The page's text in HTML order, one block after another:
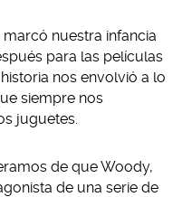
nuestra infancia
para las películas
nos envolvió a lo
siempre nos
juguetes.
de que Woody,
de una serie de